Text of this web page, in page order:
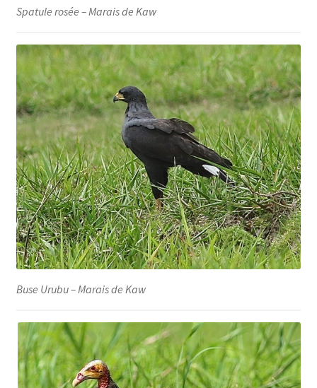
Spatule rosée – Marais de Kaw
Buse Urubu – Marais de Kaw